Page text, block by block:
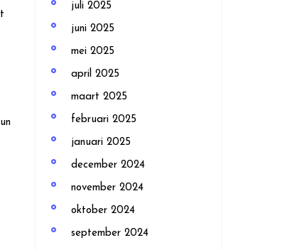
juli 2025
juni 2025
mei 2025
april 2025
maart 2025
februari 2025
januari 2025
december 2024
november 2024
oktober 2024
september 2024